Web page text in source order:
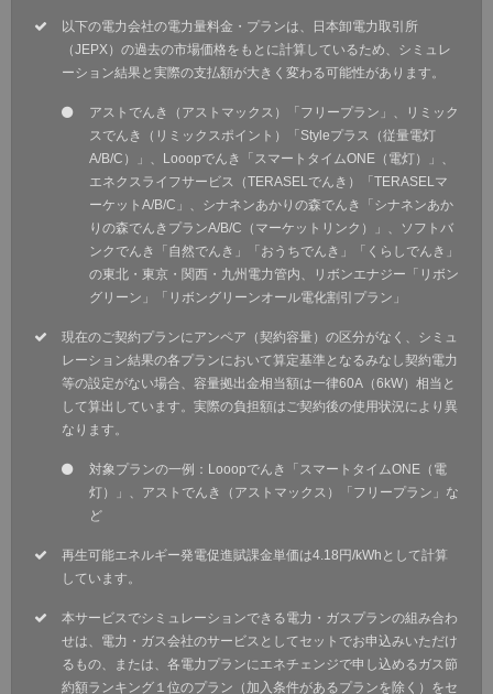
以下の電力会社の電力量料金・プランは、日本卸電力取引所
（JEPX）の過去の市場価格をもとに計算しているため、シミュレ
ーション結果と実際の支払額が大きく変わる可能性があります。
アストでんき（アストマックス）「フリープラン」、リミック
スでんき（リミックスポイント）「Styleプラス（従量電灯
A/B/C）」、Looopでんき「スマートタイムONE（電灯）」、
エネクスライフサービス（TERASELでんき）「TERASELマ
ーケットA/B/C」、シナネンあかりの森でんき「シナネンあか
りの森でんきプランA/B/C（マーケットリンク）」、ソフトバ
ンクでんき「自然でんき」「おうちでんき」「くらしでんき」
の東北・東京・関西・九州電力管内、リボンエナジー「リボン
グリーン」「リボングリーンオール電化割引プラン」
現在のご契約プランにアンペア（契約容量）の区分がなく、シミュ
レーション結果の各プランにおいて算定基準となるみなし契約電力
等の設定がない場合、容量拠出金相当額は一律60A（6kW）相当と
して算出しています。実際の負担額はご契約後の使用状況により異
なります。
対象プランの一例：Looopでんき「スマートタイムONE（電
灯）」、アストでんき（アストマックス）「フリープラン」な
ど
再生可能エネルギー発電促進賦課金単価は4.18円/kWhとして計算
しています。
本サービスでシミュレーションできる電力・ガスプランの組み合わ
せは、電力・ガス会社のサービスとしてセットでお申込みいただけ
るもの、または、各電力プランにエネチェンジで申し込めるガス節
約額ランキング１位のプラン（加入条件があるプランを除く）をセ